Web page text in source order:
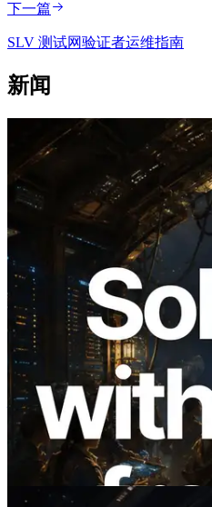
下一篇
SLV 测试网验证者运维指南
新闻
2026.08.05
ERPC 扩展 Solana
增全球 7 个区域的
Information API 同步
阅读本文